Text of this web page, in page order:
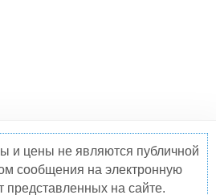
и цены не являются публичной
сообщения на электронную
представленных на сайте.